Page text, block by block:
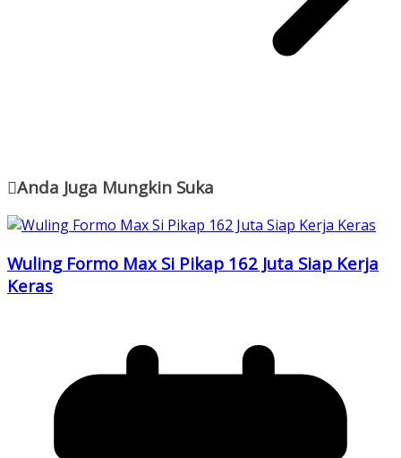
Anda Juga Mungkin Suka
Wuling Formo Max Si Pikap 162 Juta Siap Kerja
Keras